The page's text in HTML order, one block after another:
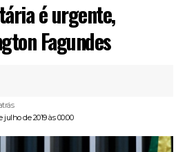
é urgente,
Fagundes
de 2019 às 00:00